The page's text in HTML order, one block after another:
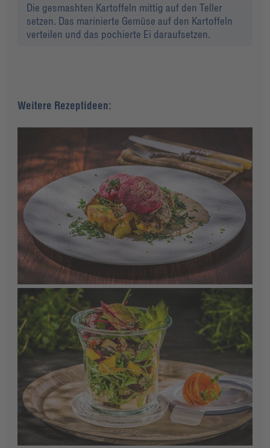
Die gesmashten Kartoffeln mittig auf den Teller
setzen. Das marinierte Gemüse auf den Kartoffeln
verteilen und das pochierte Ei daraufsetzen.
Weitere Rezeptideen: